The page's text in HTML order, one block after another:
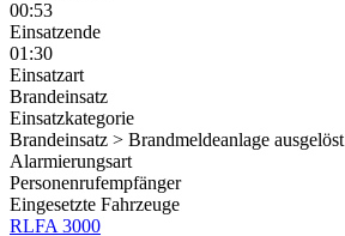
00:53
Einsatzende
01:30
Einsatzart
Brandeinsatz
Einsatzkategorie
Brandeinsatz > Brandmeldeanlage ausgelöst
Alarmierungsart
Personenrufempfänger
Eingesetzte Fahrzeuge
RLFA 3000